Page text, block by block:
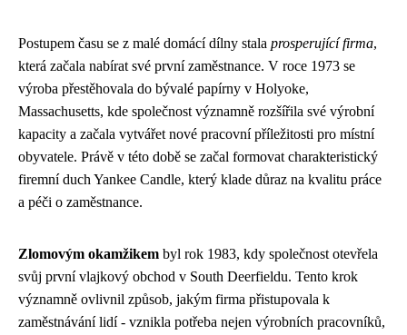
Postupem času se z malé domácí dílny stala prosperující firma,
která začala nabírat své první zaměstnance. V roce 1973 se
výroba přestěhovala do bývalé papírny v Holyoke,
Massachusetts, kde společnost významně rozšířila své výrobní
kapacity a začala vytvářet nové pracovní příležitosti pro místní
obyvatele. Právě v této době se začal formovat charakteristický
firemní duch Yankee Candle, který klade důraz na kvalitu práce
a péči o zaměstnance.
Zlomovým okamžikem byl rok 1983, kdy společnost otevřela
svůj první vlajkový obchod v South Deerfieldu. Tento krok
významně ovlivnil způsob, jakým firma přistupovala k
zaměstnávání lidí - vznikla potřeba nejen výrobních pracovníků,